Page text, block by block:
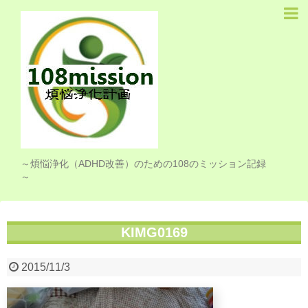
～煩悩浄化（ADHD改善）のための108のミッション記録
～
KIMG0169
2015/11/3
Home
お知らせ
プロフィール
煩悩浄化計画
108リスト
ピアノ
クラフト
思い出